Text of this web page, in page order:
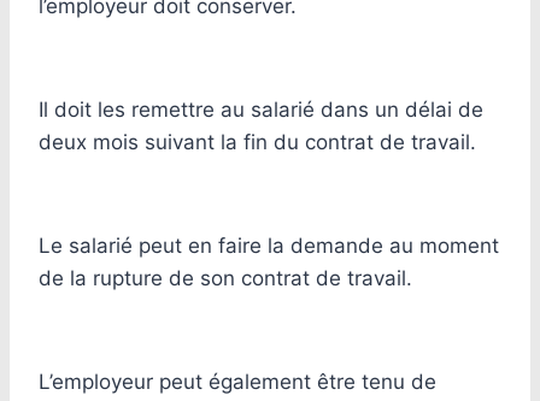
l’employeur doit conserver.
Il doit les remettre au salarié dans un délai de
deux mois suivant la fin du contrat de travail.
Le salarié peut en faire la demande au moment
de la rupture de son contrat de travail.
L’employeur peut également être tenu de